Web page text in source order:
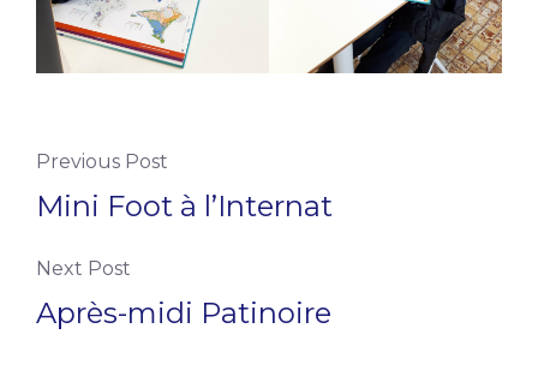
Previous Post
Mini Foot à l’Internat
Next Post
Après-midi Patinoire